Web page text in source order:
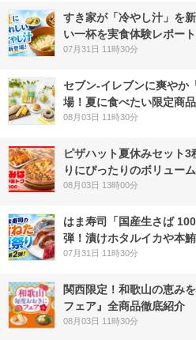
すき家が「冷やし汁」を
い一杯を実食体験レポート
07月31日 11時30分
セブン‐イレブンに爽やか
場！夏に食べたい限定商
08月03日 11時30分
ピザハット夏休みセット
りにぴったりのボリュー
08月03日 13時00分
はま寿司「国産生さば
弾！漬けホタルイカや本
07月31日 11時30分
関西限定！和歌山の恵み
フェア』全商品徹底紹介
08月03日 11時30分